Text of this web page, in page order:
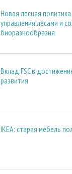
Новая лесная
управления лесами и
биоразнообразия
Вклад FSC в
развития
IКЕА: старая мебель